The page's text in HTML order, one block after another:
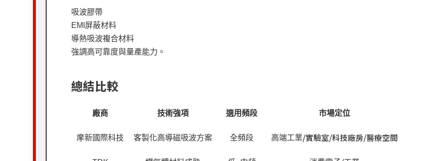
吸波膠帶
EMI 屏蔽材料
導熱吸波複合材料
強調高可靠度與量產能力。
總結比較
廠商 技術強項 適用頻段 市場定位
摩新國際科技 客製化高導磁吸波方案 全頻段 高端工業/實驗室/科技廠房/醫療空間